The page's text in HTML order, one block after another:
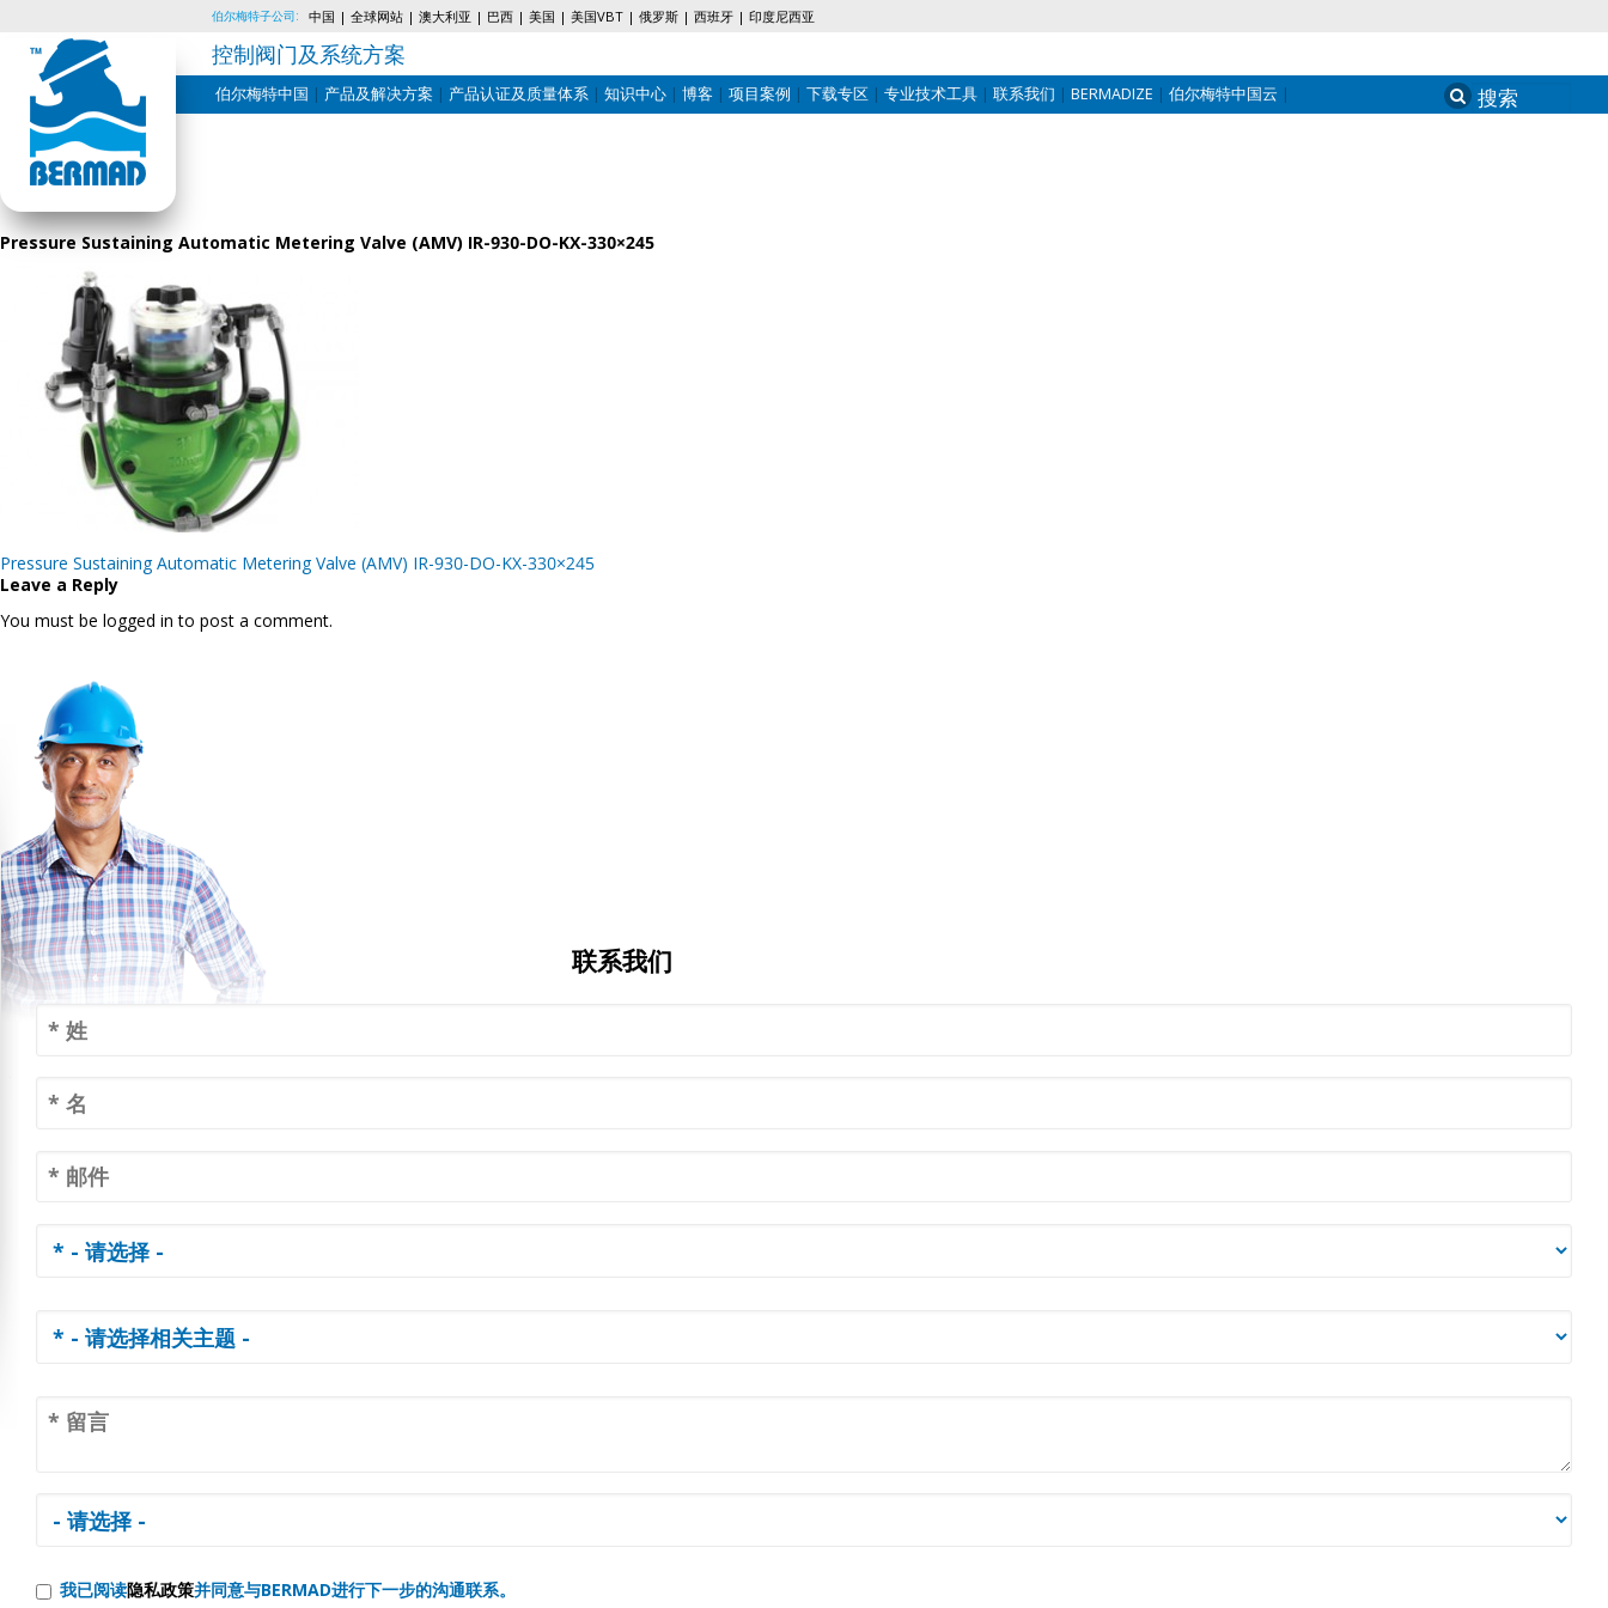
Skip
content
伯尔梅特子公司: 中国 全球网站 澳大利亚 巴西 美国 美国VBT 俄罗斯 西班牙 印度尼西亚
控制阀门及系统方案
伯尔梅特中国 产品及解决方案 产品认证及质量体系 知识中心 博客 项目案例 下载专区 专业技术工具 联系我们 BERMADIZE 伯尔梅特中国云 Search
for:
Pressure Sustaining Automatic Metering Valve (AMV) IR-930-DO-KX-330×245
Post
navigation
Pressure Sustaining Automatic Metering Valve (AMV) IR-930-DO-KX-330×245
Leave a Reply
You must be logged in to post a comment.
联系我们
我已阅读隐私政策并同意与BERMAD进行下一步的沟通联系。